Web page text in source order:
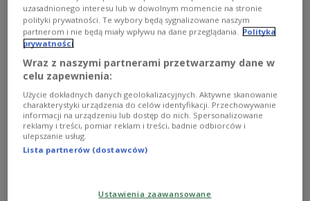
Skutki obniżenia wieku emerytalnego.
„100 proc. wybrało państwowy garnuszek. Wioski o
uzasadnionego interesu lub w dowolnym momencie na stronie
polityki prywatności. Te wybory będą sygnalizowane naszym
partnerom i nie będą miały wpływu na dane przeglądania. Polityka
prywatności
Wraz z naszymi partnerami przetwarzamy dane w
celu zapewnienia:
Użycie dokładnych danych geolokalizacyjnych. Aktywne skanowanie
charakterystyki urządzenia do celów identyfikacji. Przechowywanie
informacji na urządzeniu lub dostęp do nich. Spersonalizowane
reklamy i treści, pomiar reklam i treści, badnie odbiorców i
ulepszanie usług.
Lista partnerów (dostawców)
Ustawienia zaawansowane